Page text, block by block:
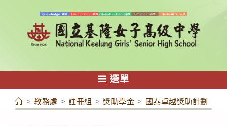
容
選單
> 教務處 > 註冊組 > 獎助學金 > 國泰卓越獎助計劃